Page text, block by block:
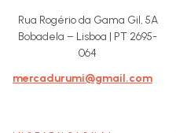
Rua Rogério da Gama Gil, 5A
Bobadela – Lisboa | PT 2695-
064
mercadurumi@gmail.com